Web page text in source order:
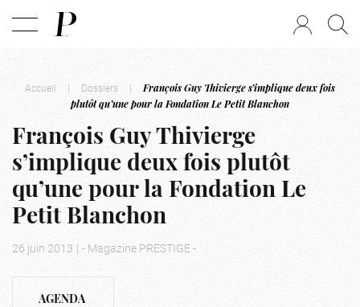
Accueil | Dossiers |
François Guy Thivierge s’implique deux fois
plutôt qu’une pour la Fondation Le Petit Blanchon
François Guy Thivierge
s’implique deux fois plutôt
qu’une pour la Fondation Le
Petit Blanchon
26 juin 2013 | - Magazine PRESTIGE -
AGENDA